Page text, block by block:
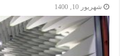
شهریور 10, 1400